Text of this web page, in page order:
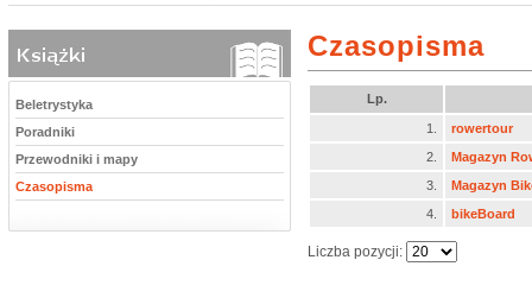
Beletrystyka
Poradniki
Przewodniki i mapy
Czasopisma
Czasopisma
Lp.
1.
rowertour
2.
Magazyn
3.
Magazyn
4.
bikeBoard
Liczba pozycji: